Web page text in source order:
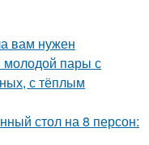
вам нужен
молодой пары с
с тёплым
стол на 8 персон: